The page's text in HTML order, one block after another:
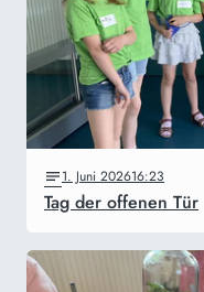
1. Juni 202616:23
Tag der offenen Tür